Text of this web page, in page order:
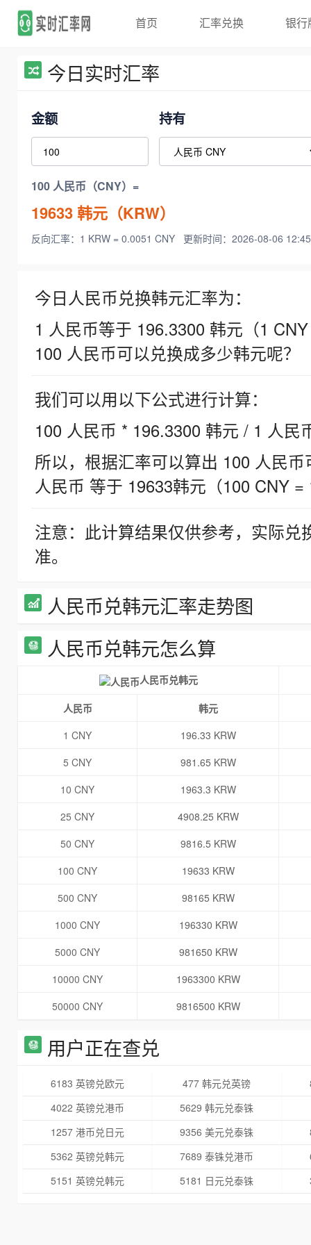
首页 汇率兑换 银行
今日实时汇率
金额 持有
100 人民币（CNY）=
19633韩元（KRW）
反向汇率：1 KRW = 0.0051 CNY 更新时间：2026-08-06
今日人民币兑换韩元汇率为：
1 人民币等于 196.3300 韩元（1
100 人民币可以兑换成多少韩元呢？
我们可以用以下公式进行计算：
100 人民币 * 196.3300 韩元 / 1 人民
所以，根据汇率可以算出 100 人民
人民币 等于 19633韩元（100 CNY =
注意：此计算结果仅供参考，实际
准。
人民币兑韩元汇率走势图
人民币兑韩元怎么算
人民币兑韩元
人民币
韩元
1 CNY
196.33 KRW
5 CNY
981.65 KRW
10 CNY
1963.3 KRW
25 CNY
4908.25 KRW
50 CNY
9816.5 KRW
100 CNY
19633 KRW
500 CNY
98165 KRW
1000 CNY
196330 KRW
5000 CNY
981650 KRW
10000 CNY
1963300 KRW
50000 CNY
9816500 KRW
用户正在查兑
6183 英镑兑欧元 477 韩元兑英镑
4022 英镑兑港币
5629 韩元兑泰铢
1257 港币兑日元
9356 美元兑泰铢
5362 英镑兑韩元
7689 泰铢兑港币
5151 英镑兑韩元
5181 日元兑泰铢